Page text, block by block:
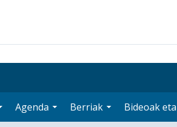
Agenda Berriak Bideoak